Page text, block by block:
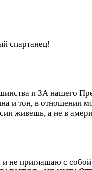
спартанец!
и ЗА нашего
и тон, в отношении
живешь, а не в
и не приглашаю с